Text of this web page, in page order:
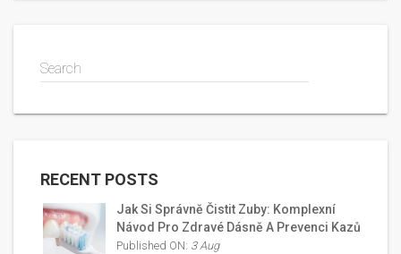
Search
RECENT POSTS
Jak Si Správně Čistit Zuby: Komplexní
Návod Pro Zdravé Dásně A Prevenci Kazů
Published ON: 3 Aug